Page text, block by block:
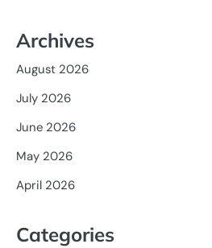
Archives
August 2026
July 2026
June 2026
May 2026
April 2026
Categories